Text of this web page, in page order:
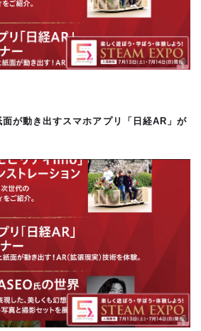
が動き出すスマホアプリ「日経AR」が